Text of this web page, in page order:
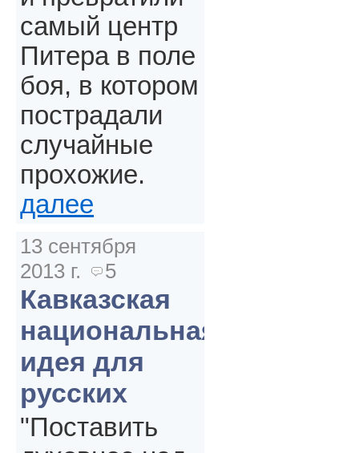
самый центр
Питера в поле
боя, в котором
пострадали
случайные
прохожие.
далее
13 сентября
2013 г.
5
Кавказская
национальная
идея для
русских
"Поставить